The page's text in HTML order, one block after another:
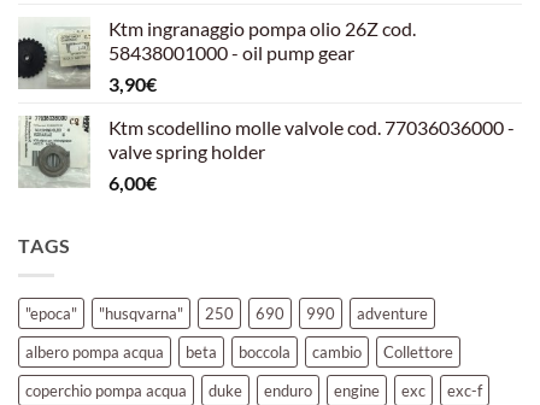
originale
era:
attuale
è:
Ktm ingranaggio pompa olio 26Z cod.
58438001000 - oil pump gear
3,90€
Ktm scodellino molle valvole cod. 77036036000 -
valve spring holder
6,00€
TAGS
"epoca" "husqvarna" 250 690 990
adventure
albero pompa acqua
beta boccola cambio
Collettore
coperchio pompa acqua
duke enduro engine exc
exc-f